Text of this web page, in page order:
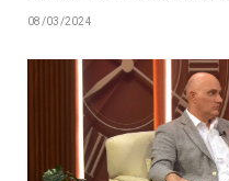
08/03/2024